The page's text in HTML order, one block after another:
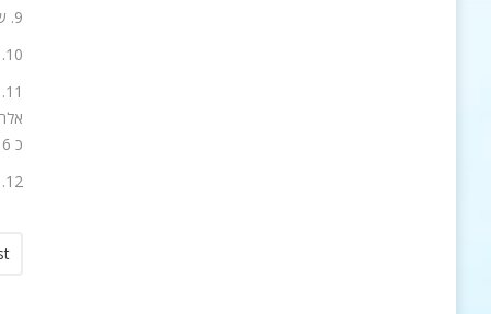
9. שעון מעורר עם מצלמת אבטחה סודית – שעון עם מצלמת וידאו וזכרון פנימי גדול. 399 ש"ח ברשת ג'נטלמן
10. שעונים מעוצבים של המותג גס, עם רצועות עור נחש – 1255 – 1233 ש"ח ברשת ג'נטלמן.
כ 6 שעות מחוץ לבית. מעוצבת כמזוודת טרולי עם ידית נשיאה מתקפלת וגלגלים. מחיר: 990 ₪ ברשת ג'נטלמן
12. מצתים של Zippo בעשרות עיצובים מדליקים ויפים! מחיר 120 ₪ – 329 ₪ ברשת ג'נטלמן